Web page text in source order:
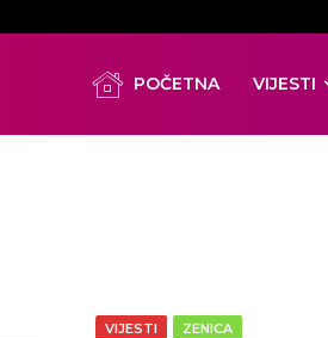
POČETNA VIJESTI
VIJESTI ZENICA